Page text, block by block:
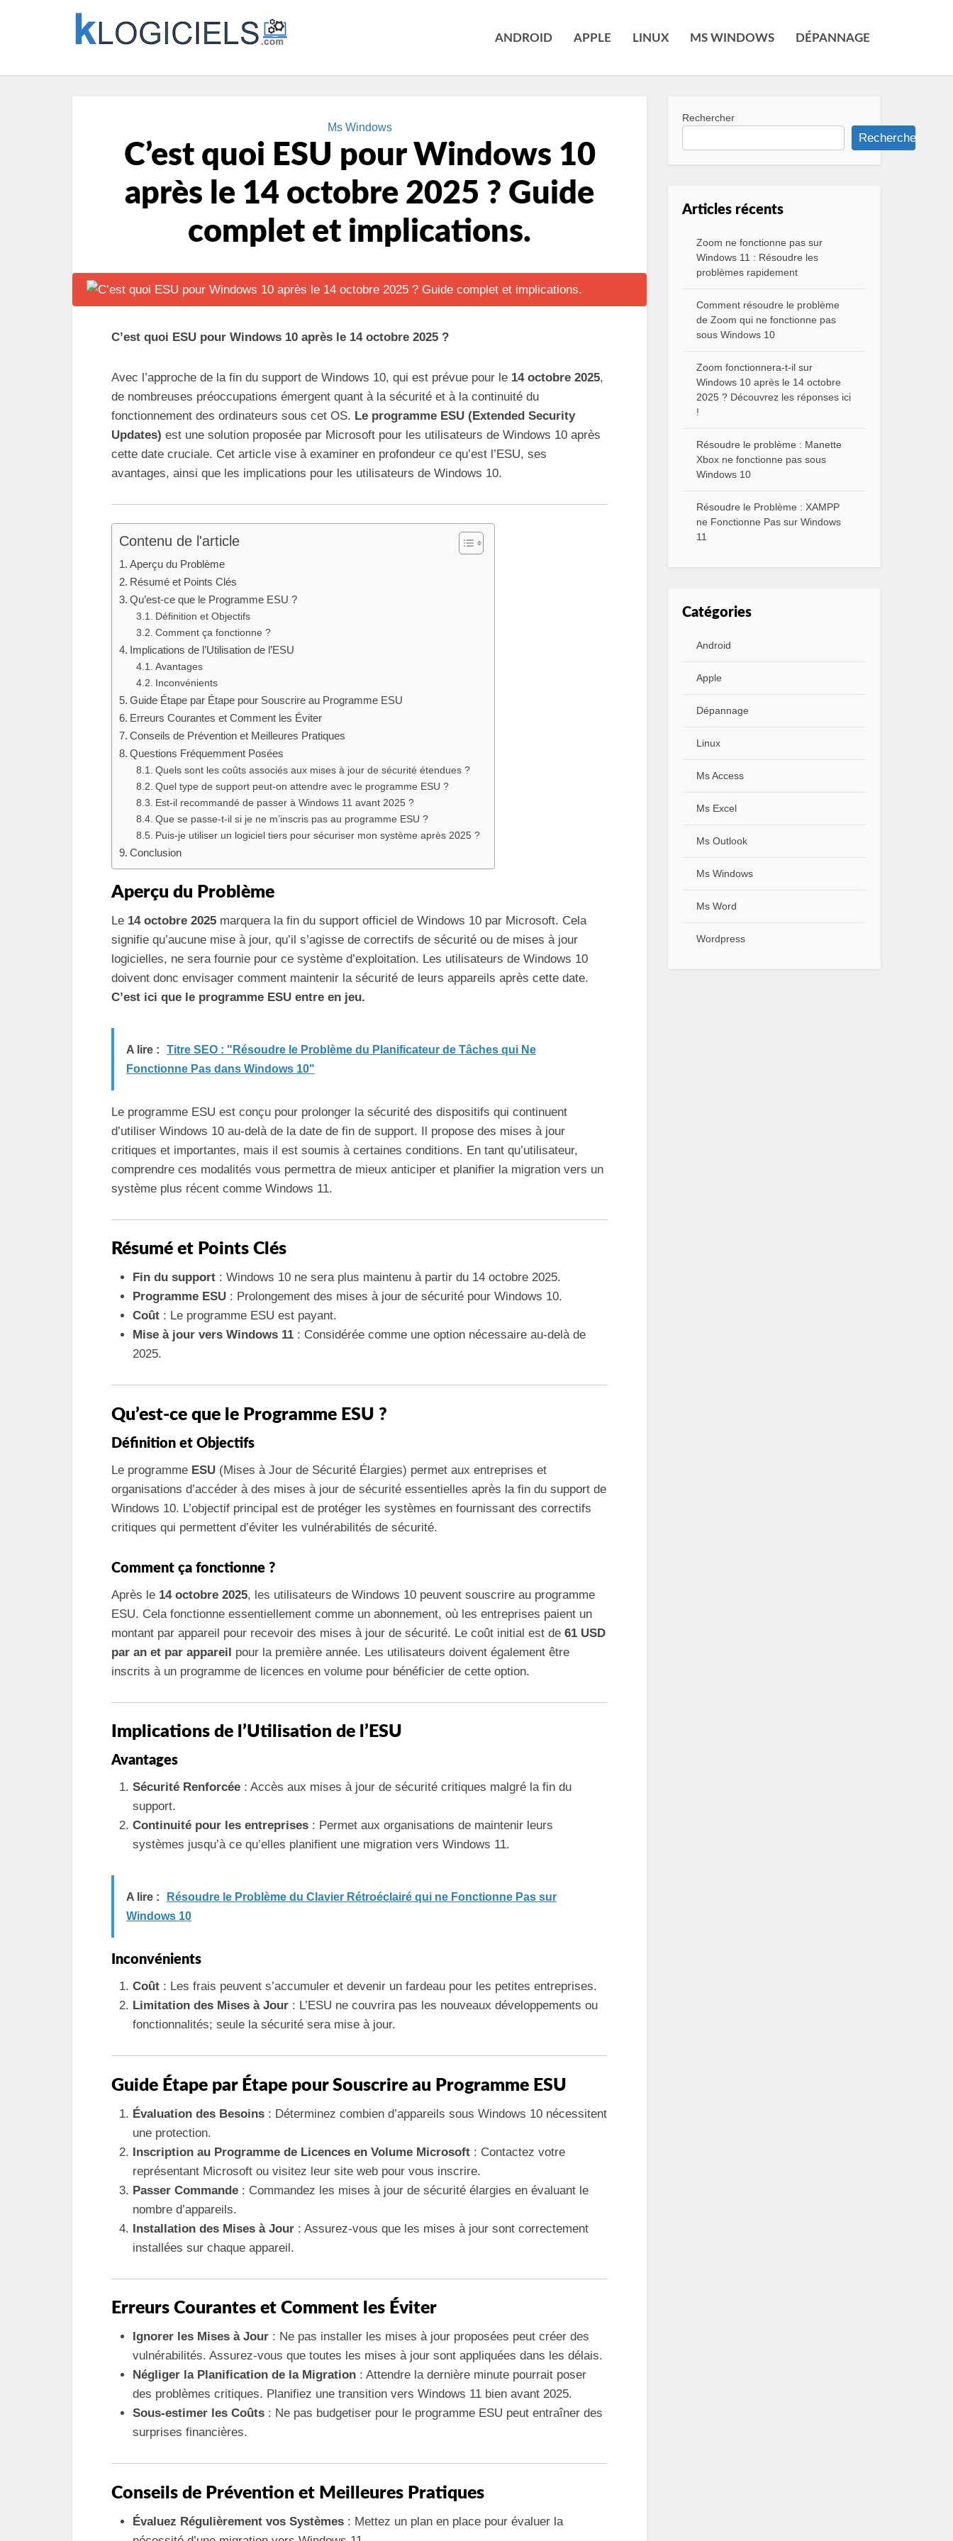
ANDROID APPLE LINUX MS WINDOWS DÉPANNAGE
Ms Windows
C’est quoi ESU pour Windows 10
après le 14 octobre 2025 ? Guide
complet et implications.
C’est quoi ESU pour Windows 10 après le 14 octobre 2025 ?
Avec l’approche de la fin du support de Windows 10, qui est prévue pour le 14 octobre 2025,
de nombreuses préoccupations émergent quant à la sécurité et à la continuité du
fonctionnement des ordinateurs sous cet OS. Le programme ESU (Extended Security
Updates) est une solution proposée par Microsoft pour les utilisateurs de Windows 10 après
cette date cruciale. Cet article vise à examiner en profondeur ce qu’est l’ESU, ses
avantages, ainsi que les implications pour les utilisateurs de Windows 10.
Contenu de l'article
Aperçu du Problème
Résumé et Points Clés
Qu’est-ce que le Programme ESU ?
Définition et Objectifs
Comment ça fonctionne ?
Implications de l’Utilisation de l’ESU
Avantages
Inconvénients
Guide Étape par Étape pour Souscrire au Programme ESU
Erreurs Courantes et Comment les Éviter
Conseils de Prévention et Meilleures Pratiques
Questions Fréquemment Posées
Quels sont les coûts associés aux mises à jour de sécurité étendues ?
Quel type de support peut-on attendre avec le programme ESU ?
Est-il recommandé de passer à Windows 11 avant 2025 ?
Que se passe-t-il si je ne m’inscris pas au programme ESU ?
Puis-je utiliser un logiciel tiers pour sécuriser mon système après 2025 ?
Conclusion
Aperçu du Problème
Le 14 octobre 2025 marquera la fin du support officiel de Windows 10 par Microsoft. Cela
signifie qu’aucune mise à jour, qu’il s’agisse de correctifs de sécurité ou de mises à jour
logicielles, ne sera fournie pour ce système d’exploitation. Les utilisateurs de Windows 10
doivent donc envisager comment maintenir la sécurité de leurs appareils après cette date.
C’est ici que le programme ESU entre en jeu.
A lire :
Titre SEO : "Résoudre le Problème du Planificateur de Tâches qui Ne
Fonctionne Pas dans Windows 10"
Le programme ESU est conçu pour prolonger la sécurité des dispositifs qui continuent
d’utiliser Windows 10 au-delà de la date de fin de support. Il propose des mises à jour
critiques et importantes, mais il est soumis à certaines conditions. En tant qu’utilisateur,
comprendre ces modalités vous permettra de mieux anticiper et planifier la migration vers un
système plus récent comme Windows 11.
Résumé et Points Clés
Fin du support : Windows 10 ne sera plus maintenu à partir du 14 octobre 2025.
Programme ESU : Prolongement des mises à jour de sécurité pour Windows 10.
Coût : Le programme ESU est payant.
Mise à jour vers Windows 11 : Considérée comme une option nécessaire au-delà de
2025.
Qu’est-ce que le Programme ESU ?
Définition et Objectifs
Le programme ESU (Mises à Jour de Sécurité Élargies) permet aux entreprises et
organisations d’accéder à des mises à jour de sécurité essentielles après la fin du support de
Windows 10. L’objectif principal est de protéger les systèmes en fournissant des correctifs
critiques qui permettent d’éviter les vulnérabilités de sécurité.
Comment ça fonctionne ?
Après le 14 octobre 2025, les utilisateurs de Windows 10 peuvent souscrire au programme
ESU. Cela fonctionne essentiellement comme un abonnement, où les entreprises paient un
montant par appareil pour recevoir des mises à jour de sécurité. Le coût initial est de 61 USD
par an et par appareil pour la première année. Les utilisateurs doivent également être
inscrits à un programme de licences en volume pour bénéficier de cette option.
Implications de l’Utilisation de l’ESU
Avantages
Sécurité Renforcée : Accès aux mises à jour de sécurité critiques malgré la fin du
support.
Continuité pour les entreprises : Permet aux organisations de maintenir leurs
systèmes jusqu’à ce qu’elles planifient une migration vers Windows 11.
A lire :
Résoudre le Problème du Clavier Rétroéclairé qui ne Fonctionne Pas sur
Windows 10
Inconvénients
Coût : Les frais peuvent s’accumuler et devenir un fardeau pour les petites entreprises.
Limitation des Mises à Jour : L’ESU ne couvrira pas les nouveaux développements ou
fonctionnalités; seule la sécurité sera mise à jour.
Guide Étape par Étape pour Souscrire au Programme ESU
Évaluation des Besoins : Déterminez combien d’appareils sous Windows 10 nécessitent
une protection.
Inscription au Programme de Licences en Volume Microsoft : Contactez votre
représentant Microsoft ou visitez leur site web pour vous inscrire.
Passer Commande : Commandez les mises à jour de sécurité élargies en évaluant le
nombre d’appareils.
Installation des Mises à Jour : Assurez-vous que les mises à jour sont correctement
installées sur chaque appareil.
Erreurs Courantes et Comment les Éviter
Ignorer les Mises à Jour : Ne pas installer les mises à jour proposées peut créer des
vulnérabilités. Assurez-vous que toutes les mises à jour sont appliquées dans les délais.
Négliger la Planification de la Migration : Attendre la dernière minute pourrait poser
des problèmes critiques. Planifiez une transition vers Windows 11 bien avant 2025.
Sous-estimer les Coûts : Ne pas budgetiser pour le programme ESU peut entraîner des
surprises financières.
Conseils de Prévention et Meilleures Pratiques
Évaluez Régulièrement vos Systèmes : Mettez un plan en place pour évaluer la
Rechercher
Rechercher
Articles récents
Zoom ne fonctionne pas sur
Windows 11 : Résoudre les
problèmes rapidement
Comment résoudre le problème
de Zoom qui ne fonctionne pas
sous Windows 10
Zoom fonctionnera-t-il sur
Windows 10 après le 14 octobre
2025 ? Découvrez les réponses ici
!
Résoudre le problème : Manette
Xbox ne fonctionne pas sous
Windows 10
Résoudre le Problème : XAMPP
ne Fonctionne Pas sur Windows
11
Catégories
Android
Apple
Dépannage
Linux
Ms Access
Ms Excel
Ms Outlook
Ms Windows
Ms Word
Wordpress